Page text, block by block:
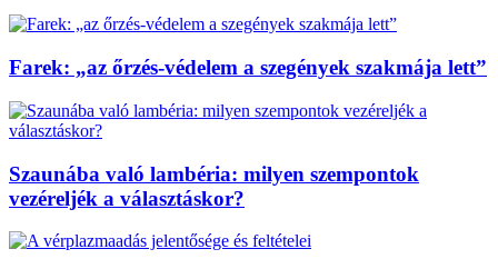
Farek: „az őrzés-védelem a szegények szakmája lett”
Szaunába való lambéria: milyen szempontok
vezéreljék a választáskor?